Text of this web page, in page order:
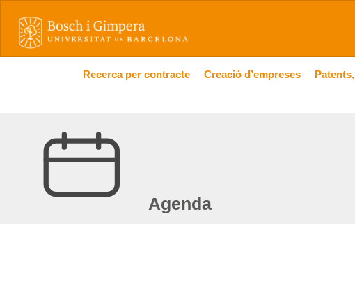
Recerca per contracte Creació d’empreses
Agenda